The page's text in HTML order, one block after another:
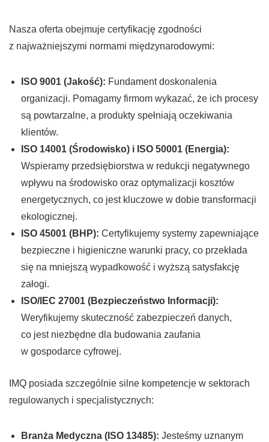
Nasza oferta obejmuje certyfikację zgodności
z najważniejszymi normami międzynarodowymi:
ISO 9001 (Jakość): Fundament doskonalenia
organizacji. Pomagamy firmom wykazać, że ich procesy
są powtarzalne, a produkty spełniają oczekiwania
klientów.
ISO 14001 (Środowisko) i ISO 50001 (Energia):
Wspieramy przedsiębiorstwa w redukcji negatywnego
wpływu na środowisko oraz optymalizacji kosztów
energetycznych, co jest kluczowe w dobie transformacji
ekologicznej.
ISO 45001 (BHP): Certyfikujemy systemy zapewniające
bezpieczne i higieniczne warunki pracy, co przekłada
się na mniejszą wypadkowość i wyższą satysfakcję
załogi.
ISO/IEC 27001 (Bezpieczeństwo Informacji):
Weryfikujemy skuteczność zabezpieczeń danych,
co jest niezbędne dla budowania zaufania
w gospodarce cyfrowej.
IMQ posiada szczególnie silne kompetencje w sektorach
regulowanych i specjalistycznych:
Branża Medyczna (ISO 13485): Jesteśmy uznanym